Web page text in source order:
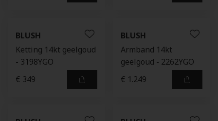
BLUSH
Ketting 14kt geelgoud
- 3198YGO
€ 349
BLUSH
Armband 14kt
geelgoud - 2262YGO
€ 1.249